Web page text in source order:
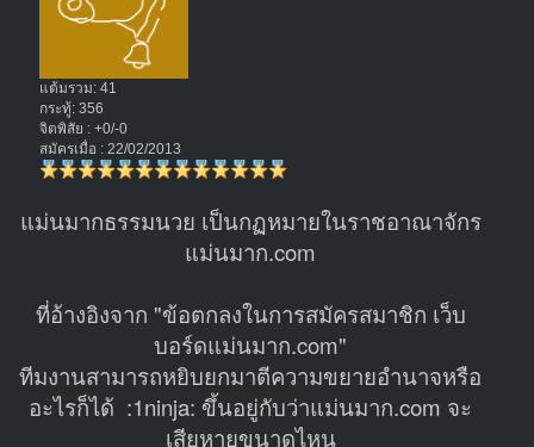
แต้มรวม: 41
กระทู้: 356
จิตพิสัย : +0/-0
สมัครเมื่อ : 22/02/2013
แม่นมากธรรมนวย เป็นกฏหมายในราชอาณาจักร
แม่นมาก.com
ที่อ้างอิงจาก "ข้อตกลงในการสมัครสมาชิก เว็บ
บอร์ดแม่นมาก.com"
ทีมงานสามารถหยิบยกมาตีความขยายอำนาจหรือ
อะไรก็ได้ :1ninja: ขึ้นอยู่กับว่าแม่นมาก.com จะ
เสียหายขนาดไหน